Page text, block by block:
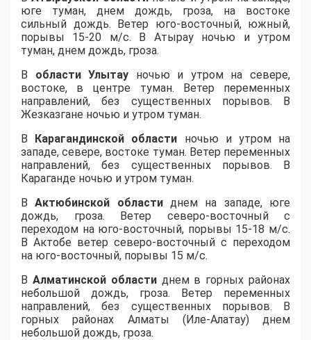
юге туман, днем дождь, гроза, на востоке
сильный дождь. Ветер юго-восточный, южный,
порывы 15-20 м/с. В Атырау ночью и утром
туман, днем дождь, гроза.
В области Улытау ночью и утром на севере,
востоке, в центре туман. Ветер переменных
направлений, без существенных порывов. В
Жезказгане ночью и утром туман.
В Карагандинской области ночью и утром на
западе, севере, востоке туман. Ветер переменных
направлений, без существенных порывов. В
Караганде ночью и утром туман.
ВАктюбинской областиднем на западе, юге
дождь, гроза. Ветер северо-восточный с
переходом на юго-восточный, порывы 15-18 м/с.
В Актобе ветер северо-восточный с переходом
на юго-восточный, порывы 15 м/с.
В Алматинской областиднем в горных районах
небольшой дождь, гроза. Ветер переменных
направлений, без существенных порывов. В
горных районах Алматы (Иле-Алатау) днем
небольшой дождь, гроза.